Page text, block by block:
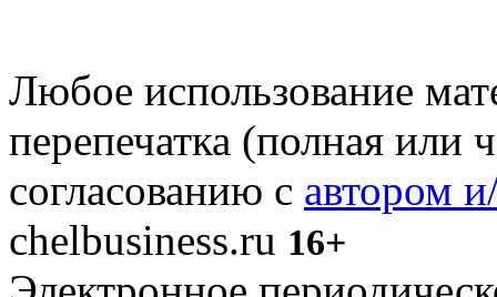
Любое использование
перепечатка (полная или
согласованию с автором
chelbusiness.ru 16+